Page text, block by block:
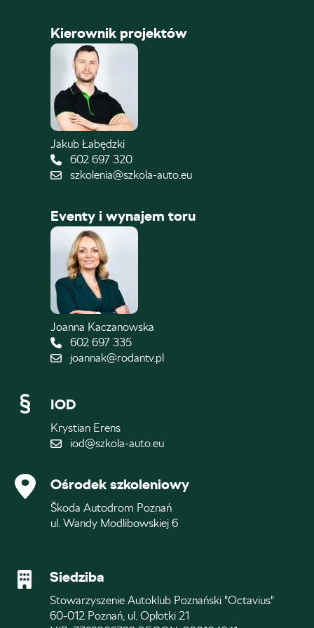
Kierownik projektów
Jakub Łabędzki
602 697 320
szkolenia@szkola-auto.eu
Eventy i wynajem toru
Joanna Kaczanowska
602 697 335
joannak@rodantv.pl
IOD
Krystian Erens
iod@szkola-auto.eu
Ośrodek szkoleniowy
Škoda Autodrom Poznań
ul. Wandy Modlibowskiej 6
Siedziba
Stowarzyszenie Autoklub Poznański "Octavius"
60-012 Poznań, ul. Opłotki 21